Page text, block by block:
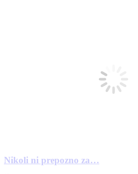
Nikoli ni prepozno za…